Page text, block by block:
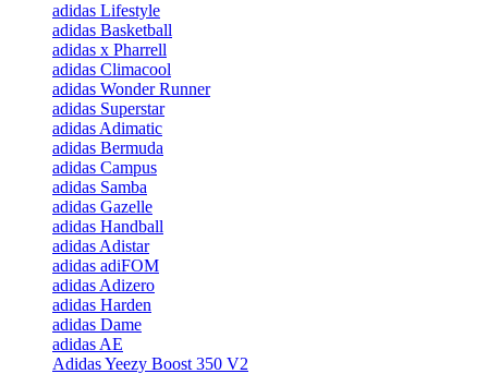
adidas Lifestyle
adidas Basketball
adidas x Pharrell
adidas Climacool
adidas Wonder Runner
adidas Superstar
adidas Adimatic
adidas Bermuda
adidas Campus
adidas Samba
adidas Gazelle
adidas Handball
adidas Adistar
adidas adiFOM
adidas Adizero
adidas Harden
adidas Dame
adidas AE
Adidas Yeezy Boost 350 V2